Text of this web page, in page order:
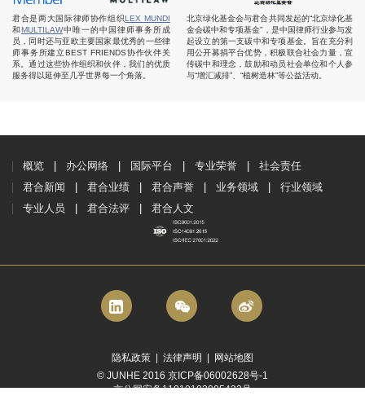
君合是两大国际律师协作组织LEX MUNDI
和MULTILAW中唯一的中国律师事务所成
员，同时还与亚欧主要国家最优秀的一些律
师事务所建立BEST FRIENDS协作伙伴关
系。通过这些协作组织和伙伴，我们的优质
服务得以延伸至几乎世界每一个角落。
北京绿化基金会与君合共同发起的“北京绿化基
金会碳中和专项基金”，是中国律师行业参与发
起设立的第一支碳中和专项基金。旨在充分利
用公开募捐平台优势，积极联合社会力量，宣
传碳中和理念，鼓励和动员社会单位和个人参
与“增汇减排”、“植树造林”等公益活动。
概览 办公网络 国际平台 专业荣誉
社会责任
君合新闻
君合业绩 君合声誉 业务领域
行业领域
专业人员
君合法评 君合人文
隐私政策 法律声明
网站地图
© JUNHE 2016 京ICP备06002628号-1
京公网安备11010102005423号